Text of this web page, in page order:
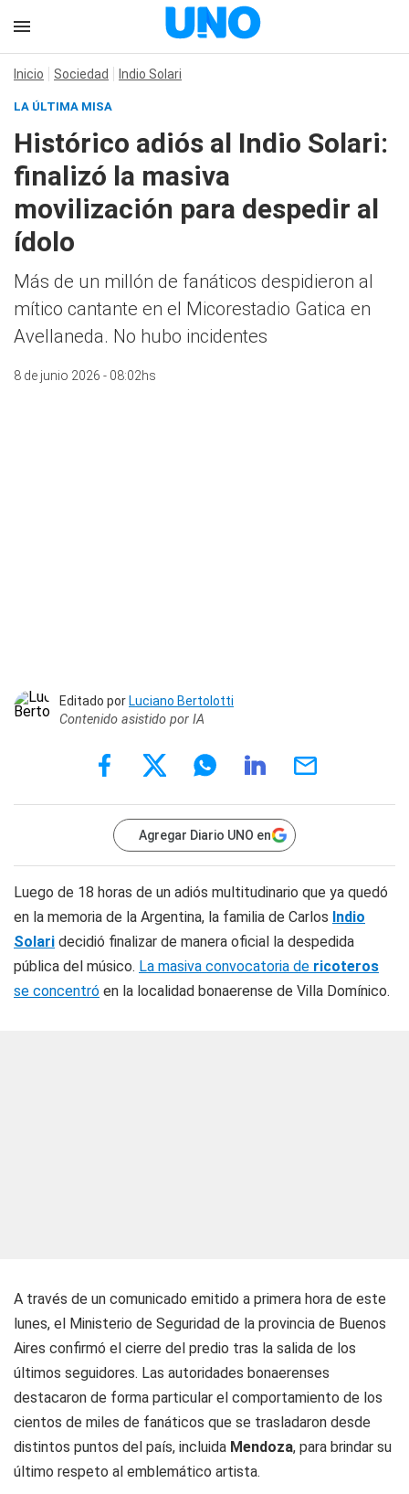
Inicio Sociedad Indio Solari
LA ÚLTIMA MISA
Histórico adiós al Indio Solari:
finalizó la masiva
movilización para despedir al
ídolo
Más de un millón de fanáticos despidieron al
mítico cantante en el Micorestadio Gatica en
Avellaneda. No hubo incidentes
8 de junio 2026 - 08:02hs
Editado porLuciano Bertolotti
Contenido asistido por IA
Agregar Diario UNO en
Luego de 18 horas de un adiós multitudinario que ya quedó
en la memoria de la Argentina, la familia de Carlos Indio
Solari decidió finalizar de manera oficial la despedida
pública del músico. La masiva convocatoria de ricoteros
se concentró en la localidad bonaerense de Villa Domínico.
A través de un comunicado emitido a primera hora de este
lunes, el Ministerio de Seguridad de la provincia de Buenos
Aires confirmó el cierre del predio tras la salida de los
últimos seguidores. Las autoridades bonaerenses
destacaron de forma particular el comportamiento de los
cientos de miles de fanáticos que se trasladaron desde
distintos puntos del país, incluida Mendoza, para brindar su
último respeto al emblemático artista.